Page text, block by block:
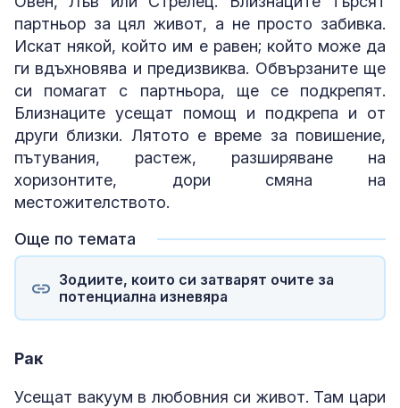
партньор за цял живот, а не просто забивка.
Искат някой, който им е равен; който може да
ги вдъхновява и предизвиква. Обвързаните ще
си помагат с партньора, ще се подкрепят.
Близнаците усещат помощ и подкрепа и от
други близки. Лятото е време за повишение,
пътувания, растеж, разширяване на
хоризонтите, дори смяна на
местожителството.
Още по темата
Зодиите, които си затварят очите за
потенциална изневяра
Рак
Усещат вакуум в любовния си живот. Там цари